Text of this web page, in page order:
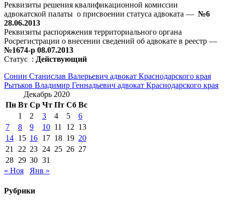
Реквизиты решения квалификационной комиссии
адвокатской палаты о присвоении статуса адвоката — №6
28.06.2013
Реквизиты распоряжения территориального органа
Росрегистрации о внесении сведений об адвокате в реестр —
№1674-р 08.07.2013
Статус : Действующий
Навигация
по
записям
Сонин Станислав Валерьевич адвокат Краснодарского края
Рытьков Владимир Геннадьевич адвокат Краснодарского края
Декабрь 2020
Пн Вт Ср Чт Пт Сб Вс
1
2 3 4 5
6
7
8 9 10 11 12 13
14 15 16 17 18 19 20
21
22 23 24 25 26 27
28 29 30 31
« Ноя
Янв »
Рубрики